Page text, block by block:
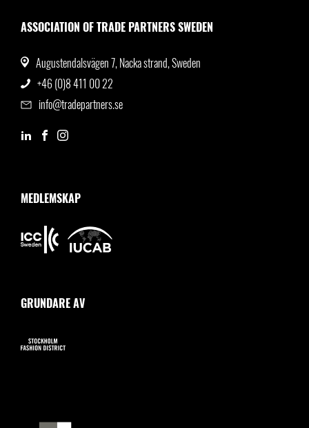
ASSOCIATION OF TRADE PARTNERS SWEDEN
Augustendalsvägen 7, Nacka strand, Sweden
+46 (0)8 411 00 22
info@tradepartners.se
MEDLEMSKAP
GRUNDARE AV